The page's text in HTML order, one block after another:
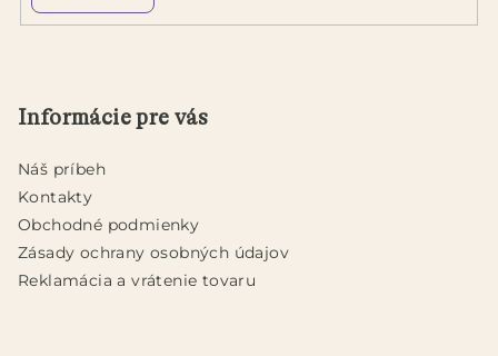
Informácie pre vás
Náš príbeh
Kontakty
Obchodné podmienky
Zásady ochrany osobných údajov
Reklamácia a vrátenie tovaru